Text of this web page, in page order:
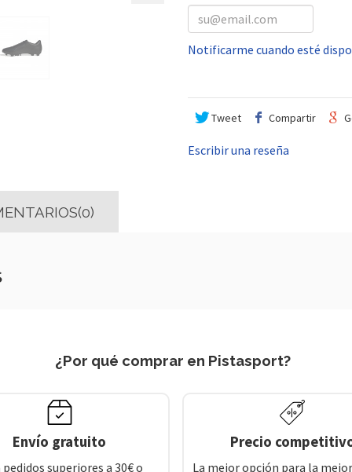
Notificarme cuando esté
Tweet Compartir
Escribir una reseña
¿Por qué comprar en Pistasport?
Envío gratuito
pedidos superiores a 30€ o
Precio
La mejor opción para la